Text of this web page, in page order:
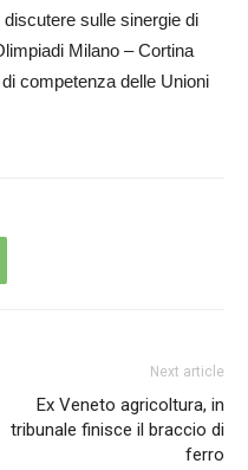
sulle sinergie di
Milano – Cortina
competenza delle Unioni
Next article
Ex Veneto agricoltura, in
tribunale finisce il braccio di
ferro